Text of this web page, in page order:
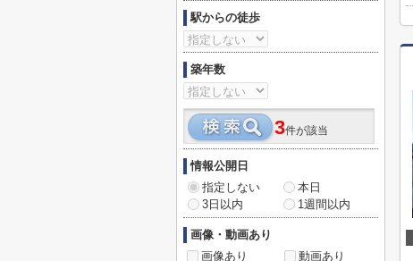
駅からの徒歩
築年数
3件が該当
情報公開日
指定しない
本日
3日以内
1週間以内
画像・動画あり
画像あり
動画あり